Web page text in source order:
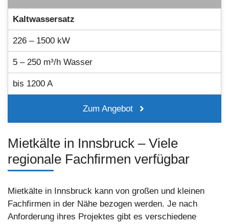
Kaltwassersatz
226 – 1500 kW
5 – 250 m³/h Wasser
bis 1200 A
Zum Angebot
Mietkälte in Innsbruck – Viele
regionale Fachfirmen verfügbar
Mietkälte in Innsbruck kann von großen und kleinen
Fachfirmen in der Nähe bezogen werden. Je nach
Anforderung ihres Projektes gibt es verschiedene